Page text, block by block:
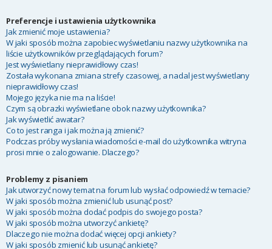
Preferencje i ustawienia użytkownika
Jak zmienić moje ustawienia?
W jaki sposób można zapobiec wyświetlaniu nazwy użytkownika na
liście użytkowników przeglądających forum?
Jest wyświetlany nieprawidłowy czas!
Została wykonana zmiana strefy czasowej, a nadal jest wyświetlany
nieprawidłowy czas!
Mojego języka nie ma na liście!
Czym są obrazki wyświetlane obok nazwy użytkownika?
Jak wyświetlić awatar?
Co to jest ranga i jak można ją zmienić?
Podczas próby wysłania wiadomości e-mail do użytkownika witryna
prosi mnie o zalogowanie. Dlaczego?
Problemy z pisaniem
Jak utworzyć nowy temat na forum lub wysłać odpowiedź w temacie?
W jaki sposób można zmienić lub usunąć post?
W jaki sposób można dodać podpis do swojego posta?
W jaki sposób można utworzyć ankietę?
Dlaczego nie można dodać więcej opcji ankiety?
W jaki sposób zmienić lub usunąć ankietę?